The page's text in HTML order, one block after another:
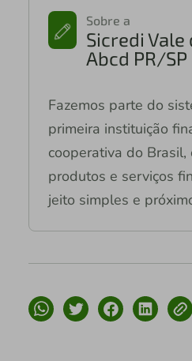
Sobre a
Sicredi Vale
Abcd PR/SP
Fazemos parte do
primeira instituição
cooperativa do Brasil,
produtos e serviços
jeito simples e